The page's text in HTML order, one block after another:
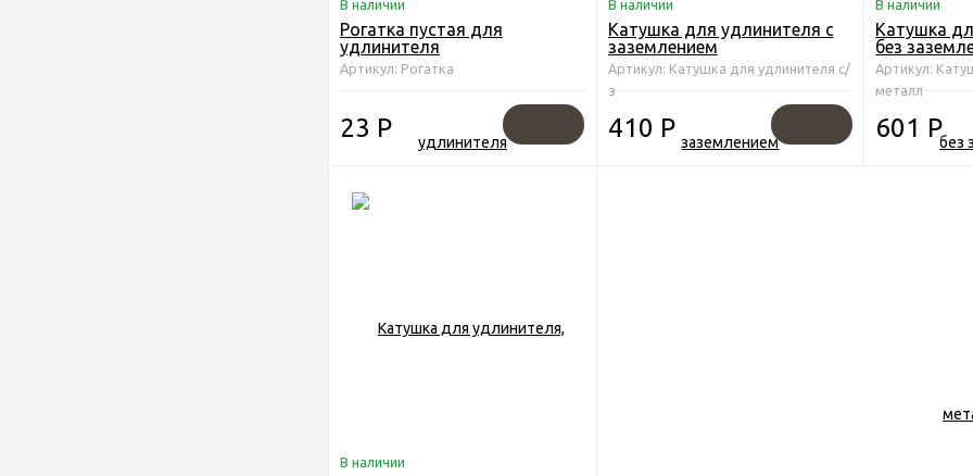
В наличии
Рогатка пустая для
удлинителя
Артикул: Рогатка
23 Р
В наличии
Катушка для удлинителя с
заземлением
Артикул: Катушка для удлинителя с/
з
410 Р
В наличии
Катушка
без
Артикул:
металл
601 Р
В наличии